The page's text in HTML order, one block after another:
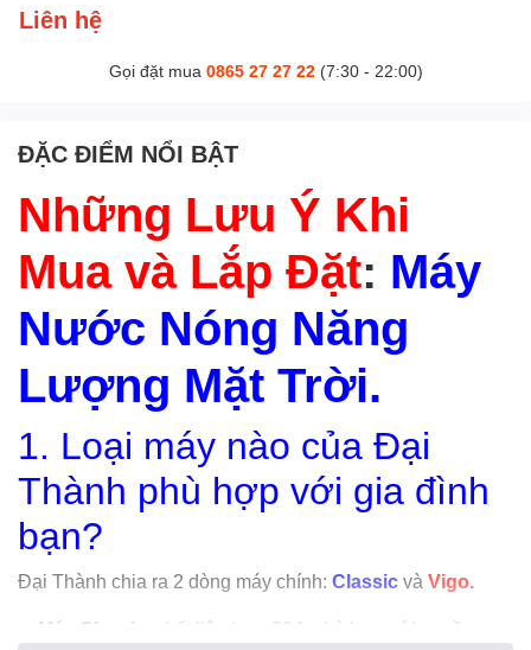
Liên hệ
Gọi đặt mua 0865 27 27 22(7:30 - 22:00)
ĐẶC ĐIỂM NỔI BẬT
Những Lưu Ý Khi
Mua và Lắp Đặt: Máy
Nước Nóng Năng
Lượng Mặt Trời.
1. Loại máy nào của Đại
Thành phù hợp với gia đình
bạn?
Đại Thành chia ra 2 dòng máy chính: Classic và Vigo.
Máy Classic
: chất liệu inox 304, phù hợp với nguồn